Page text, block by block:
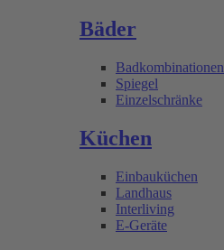
Bäder
Badkombinationen
Spiegel
Einzelschränke
Küchen
Einbauküchen
Landhaus
Interliving
E-Geräte